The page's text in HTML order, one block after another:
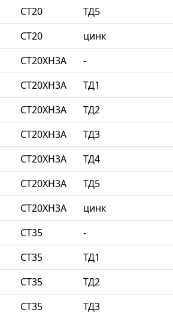
СТ20 ТД5
СТ20 цинк
СТ20ХН3А -
СТ20ХН3А ТД1
СТ20ХН3А ТД2
СТ20ХН3А ТД3
СТ20ХН3А ТД4
СТ20ХН3А ТД5
СТ20ХН3А цинк
СТ35 -
СТ35 ТД1
СТ35 ТД2
СТ35 ТД3